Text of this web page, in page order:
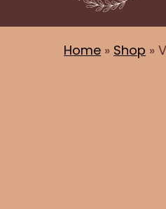
Home » Shop »